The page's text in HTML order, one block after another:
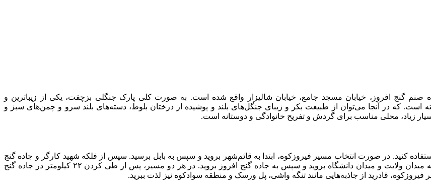
گنج افروز، خیابان مسجد جامع، خیابان شالیزار واقع شده است. به صورت کلی پارک جنگلی بزچفت، یکی از زیباترین و
که در آنجا می‌توان از طبیعت بکر و زیبای جنگل‌های بلند و پوشیده از درختان بلوط، دسته‌های بلند سرو و چمن‌های سبز و
زیاد، محلی مناسب برای گردش و تفریح خانوادگی و دوستانه است.
کنید. در صورت انتخاب مسیر فیروزکوه، ابتدا به قائم‌شهر بروید و سپس به بابل برسید. سپس از فلکه شهید کارگر و جاده گنج
افروز به سمت پارک حرکت کنید. اگر از جاده هراز استفاده می‌کنید، ابتدا به میدان ولایت و میدان دانشگاه بروید و سپس به جاده گنج افروز بروید. در هر دو مسیر، پس از طی کردن ۲۲ کیلومتر در جاده گنج
قادرید از جاذبه‌هایی مانند تنگه واشی، پل ورسک و منطقه سوادکوه نیز لذت ببرید.